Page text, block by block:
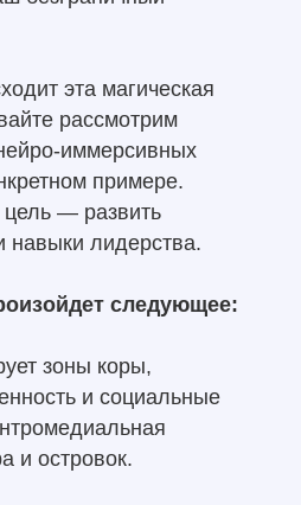
эта магическая
рассмотрим
иммерсивных
примере.
— развить
навыки лидерства.
следующее:
зоны коры,
и социальные
и островок.